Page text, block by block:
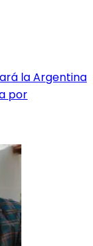
la Argentina
por